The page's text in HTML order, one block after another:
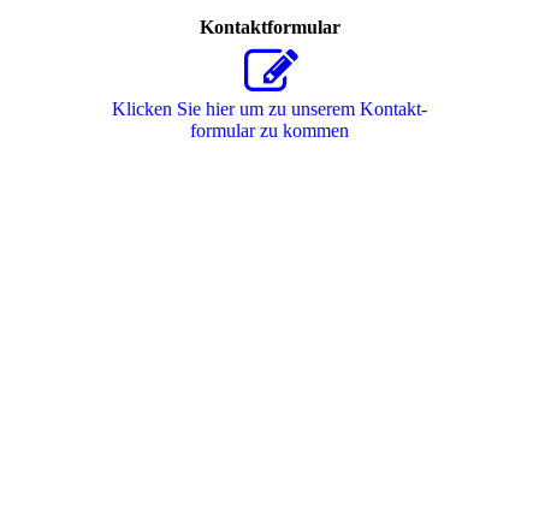
Kontaktformular
Klicken Sie hier um zu unserem Kon­takt­
for­mu­lar zu kommen